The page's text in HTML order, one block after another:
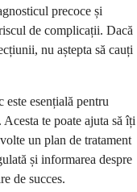
precoce și
de complicații. Dacă
nu aștepta să cauți
esențială pentru
te poate ajuta să îți
un plan de tratament
și informarea despre
de succes.